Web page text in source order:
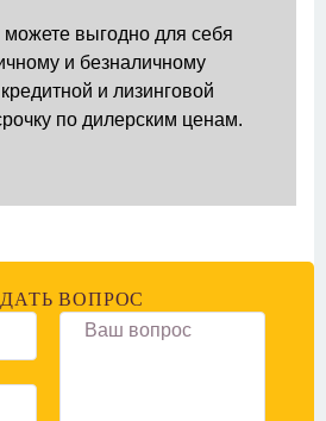
выгодно для себя
и безналичному
и лизинговой
по дилерским ценам.
ВОПРОС